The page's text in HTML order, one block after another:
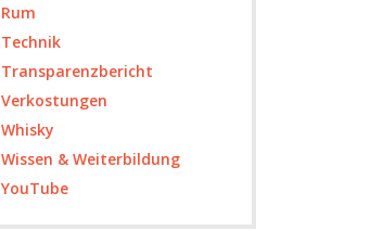
Rum
Technik
Transparenzbericht
Verkostungen
Whisky
Wissen & Weiterbildung
YouTube